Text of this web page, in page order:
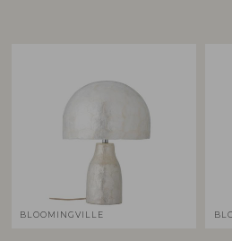
BLOOMINGVILLE